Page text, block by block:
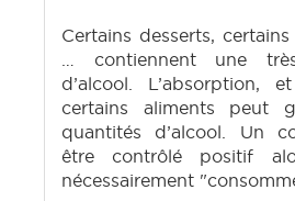
Certains desserts,
… contiennent une
d’alcool. L’absorption,
certains aliments peut
quantités d’alcool. Un
être contrôlé positif
nécessairement